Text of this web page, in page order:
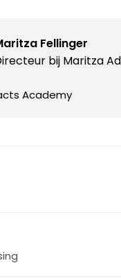
Fellinger
bij Maritza
Academy